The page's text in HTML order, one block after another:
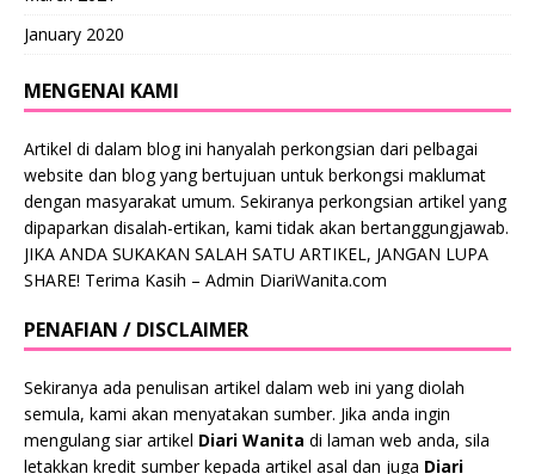
January 2020
MENGENAI KAMI
Artikel di dalam blog ini hanyalah perkongsian dari pelbagai
website dan blog yang bertujuan untuk berkongsi maklumat
dengan masyarakat umum. Sekiranya perkongsian artikel yang
dipaparkan disalah-ertikan, kami tidak akan bertanggungjawab.
JIKA ANDA SUKAKAN SALAH SATU ARTIKEL, JANGAN LUPA
SHARE! Terima Kasih – Admin DiariWanita.com
PENAFIAN / DISCLAIMER
Sekiranya ada penulisan artikel dalam web ini yang diolah
semula, kami akan menyatakan sumber. Jika anda ingin
mengulang siar artikel Diari Wanita di laman web anda, sila
letakkan kredit sumber kepada artikel asal dan juga Diari